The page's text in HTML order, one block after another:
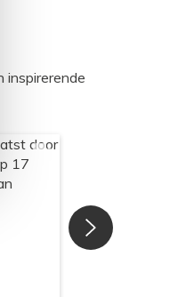
inspirerende